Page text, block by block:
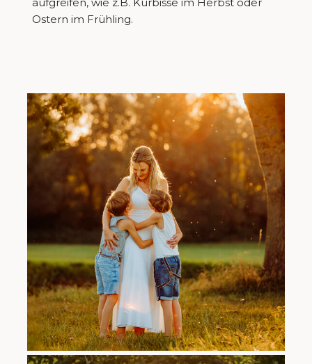
Ostern im Frühling.